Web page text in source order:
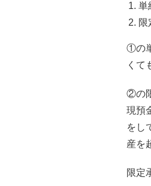
単
限
①の
くて
②の
現預
をし
産を
限定